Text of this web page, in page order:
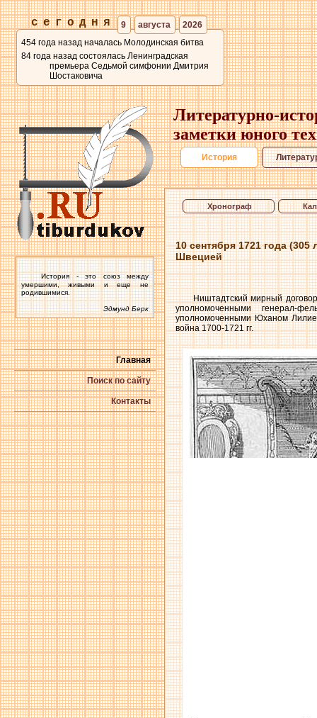
сегодня 9 августа
2026
454 года назад началась Молодинская битва
84 года назад состоялась Ленинградская
премьера Седьмой симфонии Дмитрия
Шостаковича
История - это союз между
умершими, живыми и еще не
родившимися.
Эдмунд Берк
Главная
Поиск по сайту
Контакты
Литературно-
заметки юного
История
Хронограф
10 сентября 1721 года
Швецией
Ништадтский мирный
уполномоченными генерал-
уполномоченными Юханом
война 1700-1721 гг.